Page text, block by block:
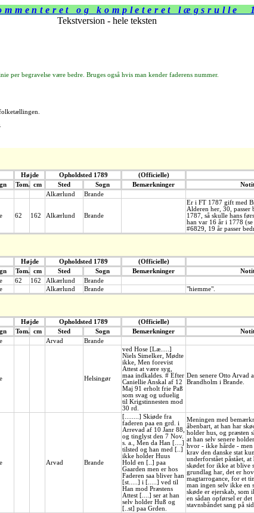
og kompleteret lægsrulle
Tekstversion - hele teksten
per begravelse være bedre. Bruges også hvis man kender faderens nummer.
Højde Opholdsted 1789
(Officielle)
Tom. cm Sted Sogn Bemærkninger
Alkærlund Brande
62 162 Alkærlund Brande
Er i FT 1787 gift med
Alderen her, 30, passer
1787, så skulle hans
han var 16 år i 1778 (se
#6829, 19 år passer
Højde Opholdsted 1789
(Officielle)
Tom. cm Sted Sogn Bemærkninger
62 162 Alkærlund
Brande
Alkærlund Brande "hiemme".
Højde Opholdsted 1789
(Officielle)
Tom. cm Sted Sogn Bemærkninger
Arvad Brande
Helsingør
ved Hose [Læ.....]
Niels Simelker, Mødte
ikke, Men forevist
Attest at være syg,
maa indkaldes. # Efter
Caniellie Anskal af 12
Maj 91 erholt frie Paß
som svag og uduelig
til Krigstinnesten mod
30 rd.
Den senere Otto Arvad
Brandholm i Brande.
Arvad Brande
[........] Skiøde fra
faderen paa en grd. i
Arrevad af 10 Janr 88,
og tinglyst den 7 Nov.
s. a., Men da Han [....]
tilsted og han med [..]
ikke holder Huus
Hold en [..] paa
Gaarden men er hos
Faderen saa bliver han
[st.....] i [.....] ved til
Han mod Præstens
Attest [....] ser at han
selv holder Huß og
[..st] paa Grden.
Meningen med
åbenbart, at han har
holder hus, og præsten
at han selv senere
hvor - ikke hårde -
krav den danske stat
underforstået påstået, at
skødet for ikke at blive
grundlag har, det er
magtarrogance, for et
man ingen selv ikke en
skøde er ejerskab, som
en sådan opførsel er
stavnsbåndet sang på